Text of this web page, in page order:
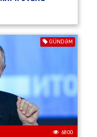
GÜNDƏM
6800